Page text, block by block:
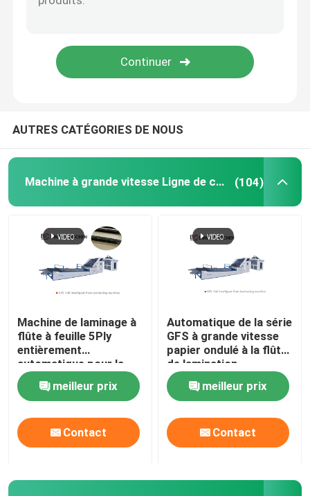
AUTRES CATÉGORIES DE NOUS
Machine à grande vitesse Ligne de contre-collage (104)
Machine de laminage à
flûte à feuille 5Ply
entièrement
automatique pour la
fabrication de cartons
meilleur prix
Contact
Automatique de la série
GFS à grande vitesse
papier ondulé à la flûte
de lamination
superposé laminateur
machinemeilleur prix
Contact